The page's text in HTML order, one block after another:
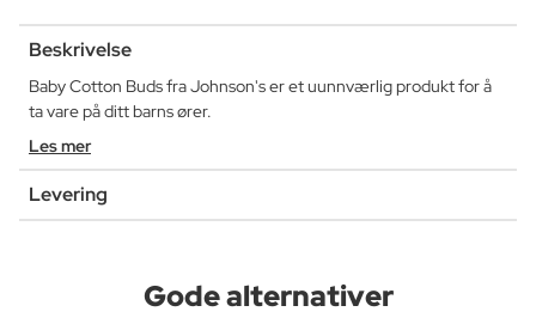
Beskrivelse
Baby Cotton Buds fra Johnson's er et uunnværlig produkt for å
ta vare på ditt barns ører.
Les mer
Levering
Gode alternativer